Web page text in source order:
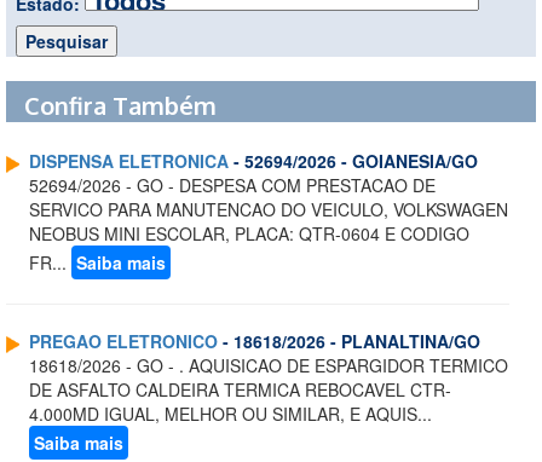
Confira Também
DISPENSA ELETRONICA - 52694/2026 - GOIANESIA/GO
52694/2026 - GO - DESPESA COM PRESTACAO DE
SERVICO PARA MANUTENCAO DO VEICULO, VOLKSWAGEN
NEOBUS MINI ESCOLAR, PLACA: QTR-0604 E CODIGO
FR... Saiba mais
PREGAO ELETRONICO - 18618/2026 - PLANALTINA/GO
18618/2026 - GO - . AQUISICAO DE ESPARGIDOR TERMICO
DE ASFALTO CALDEIRA TERMICA REBOCAVEL CTR-
4.000MD IGUAL, MELHOR OU SIMILAR, E AQUIS...
Saiba mais